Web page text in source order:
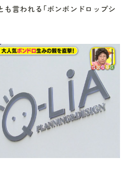
も言われる「ボンボンドロップシ